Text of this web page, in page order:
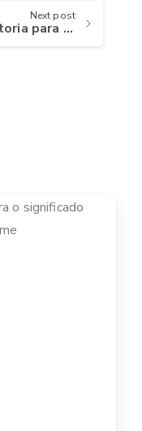
Next post
Consultoria para abrir Empresa em Dubai